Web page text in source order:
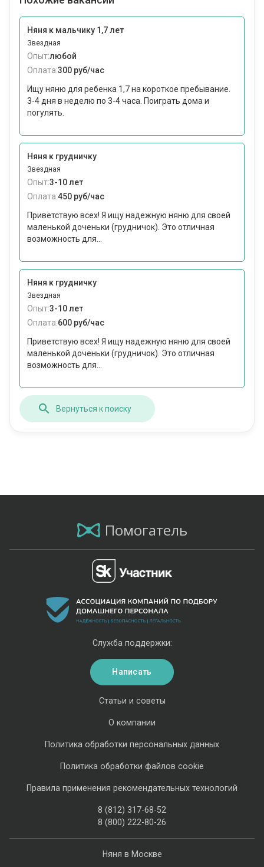
Няня к мальчику 1,7 лет
Звездная
Опыт:любой
Оплата:300 руб/час
Ищу няню для ребенка 1,7 на короткое пребывание.
3-4 дня в неделю по 3-4 часа. Поиграть дома и
погулять.
Няня к грудничку
Звездная
Опыт:3-10 лет
Оплата:450 руб/час
Приветствую всех! Я ищу надежную няню для своей
маленькой доченьки (грудничок). Это отличная
возможность для...
Няня к грудничку
Звездная
Опыт:3-10 лет
Оплата:600 руб/час
Приветствую всех! Я ищу надежную няню для своей
маленькой доченьки (грудничок). Это отличная
возможность для...
Вернуться к поиску
Помогатель
Няня в Москве
Статьи и советы
О компании
Политика обработки персональных данных
Политика обработки файлов cookie
Правила применения рекомендательных технологий
8 (812) 317-68-52
8 (800) 222-80-26
Служба поддержки:
Написать